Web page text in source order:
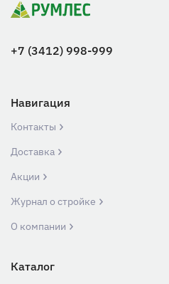
+7 (3412) 998-999
Навигация
Контакты
Доставка
Акции
Журнал о стройке
О компании
Каталог